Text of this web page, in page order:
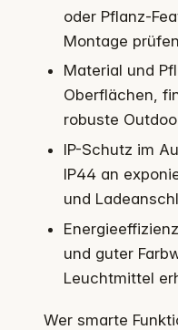
oder Pflanz-
Montage
Material und
Oberflächen,
robuste
IP-Schutz im
IP44 an
und
und guter
Leuchtmittel
Wer smarte